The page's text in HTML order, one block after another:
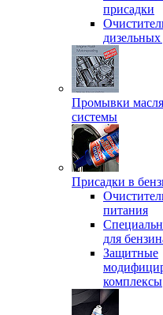
присадки
дизельных
Промывки
системы
Присадки в
питания
для
Защитные
комплексы